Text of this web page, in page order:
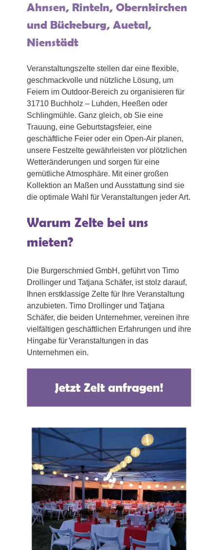
Ahnsen, Rinteln, Obernkirchen
und Bückeburg, Auetal,
Nienstädt
Veranstaltungszelte stellen dar eine flexible,
geschmackvolle und nützliche Lösung, um
Feiern im Outdoor-Bereich zu organisieren für
31710 Buchholz – Luhden, Heeßen oder
Schlingmühle. Ganz gleich, ob Sie eine
Trauung, eine Geburtstagsfeier, eine
geschäftliche Feier oder ein Open-Air planen,
unsere Festzelte gewährleisten vor plötzlichen
Wetteränderungen und sorgen für eine
gemütliche Atmosphäre. Mit einer großen
Kollektion an Maßen und Ausstattung sind sie
die optimale Wahl für Veranstaltungen jeder Art.
Warum Zelte bei uns
mieten?
Die Burgerschmied GmbH, geführt von Timo
Drollinger und Tatjana Schäfer, ist stolz darauf,
Ihnen erstklassige Zelte für Ihre Veranstaltung
anzubieten. Timo Drollinger und Tatjana
Schäfer, die beiden Unternehmer, vereinen ihre
vielfältigen geschäftlichen Erfahrungen und ihre
Hingabe für Veranstaltungen in das
Unternehmen ein.